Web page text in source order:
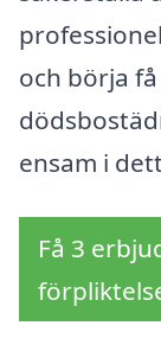
och börja
ensam i
Få 3